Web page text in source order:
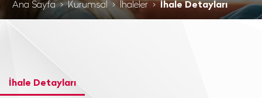
Ana Sayfa Kurumsal İhaleler İhale Detayları
İhale Detayları